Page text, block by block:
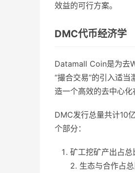
效益的可行方案。
DMC代币经济学
Datamall Coin是为去
“撮合交易”的引入适
造一个高效的去中心化
DMC发行总量共计10
个部分：
矿工挖矿产出占总
2. 生态与合作占